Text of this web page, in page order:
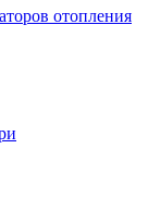
отопления